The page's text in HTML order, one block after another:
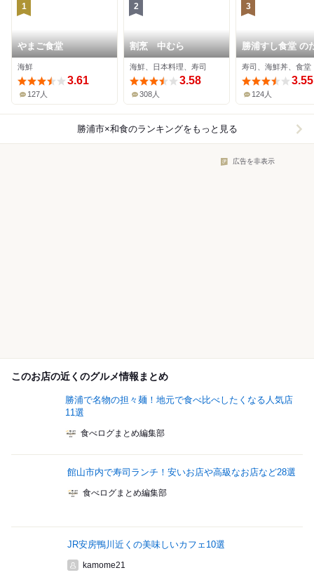
1
やまご食堂
海鮮
3.61
127人
2
割烹 中むら
海鮮、日本料理、寿司
3.58
308人
3
勝浦すし食堂 の
ゃん
寿司、海鮮丼、食堂
3.55
124人
勝浦市×和食のランキングをもっと見る
広告を非表示
このお店の近くのグルメ情報まとめ
勝浦で名物の担々麺！地元で食べ比べしたくなる人気店
11選
食べログまとめ編集部
館山市内で寿司ランチ！安いお店や高級なお店など28選
食べログまとめ編集部
JR安房鴨川近くの美味しいカフェ10選
kamome21